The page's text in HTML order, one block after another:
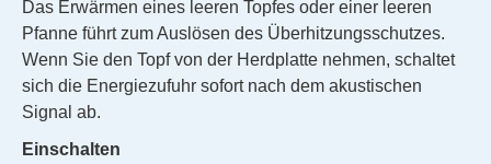
Das Erwärmen eines leeren Topfes oder einer leeren
Pfanne führt zum Auslösen des Überhitzungsschutzes.
Wenn Sie den Topf von der Herdplatte nehmen, schaltet
sich die Energiezufuhr sofort nach dem akustischen
Signal ab.
Einschalten